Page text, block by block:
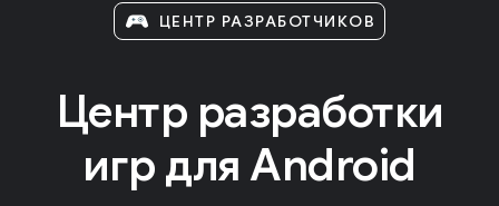
ЦЕНТР РАЗРАБОТЧИКОВ
Центр разработки
игр для Android